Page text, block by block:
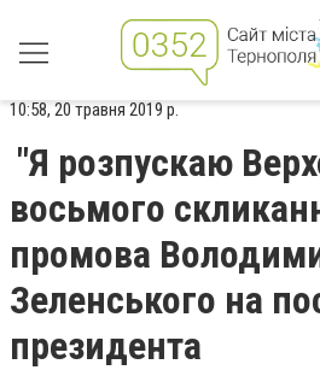
10:58, 20 травня 2019 р.
"Я розпускаю
восьмого
промова
Зеленського на
президента